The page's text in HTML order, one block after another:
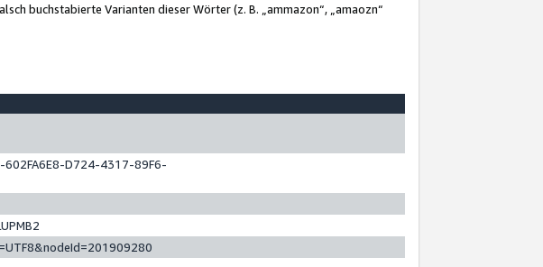
buchstabierte Varianten dieser Wörter (z. B. „ammazon“, „amaozn“
D724-4317-89F6-